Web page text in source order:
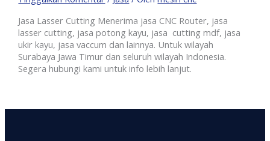
Jasa Lasser Cutting Menerima jasa CNC Router, jasa
lasser cutting, jasa potong kayu, jasa cutting mdf, jasa
ukir kayu, jasa vaccum dan lainnya. Untuk wilayah
Surabaya Jawa Timur dan seluruh wilayah Indonesia.
Segera hubungi kami untuk info lebih lanjut.